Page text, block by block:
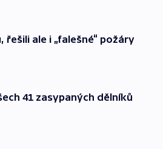
ale i „falešné“ požáry
41 zasypaných dělníků